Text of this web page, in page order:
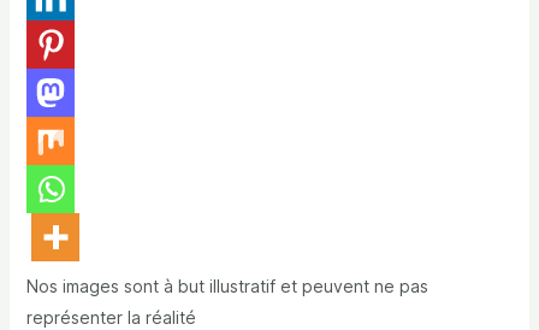
Nos images sont à but illustratif et peuvent ne pas
représenter la réalité